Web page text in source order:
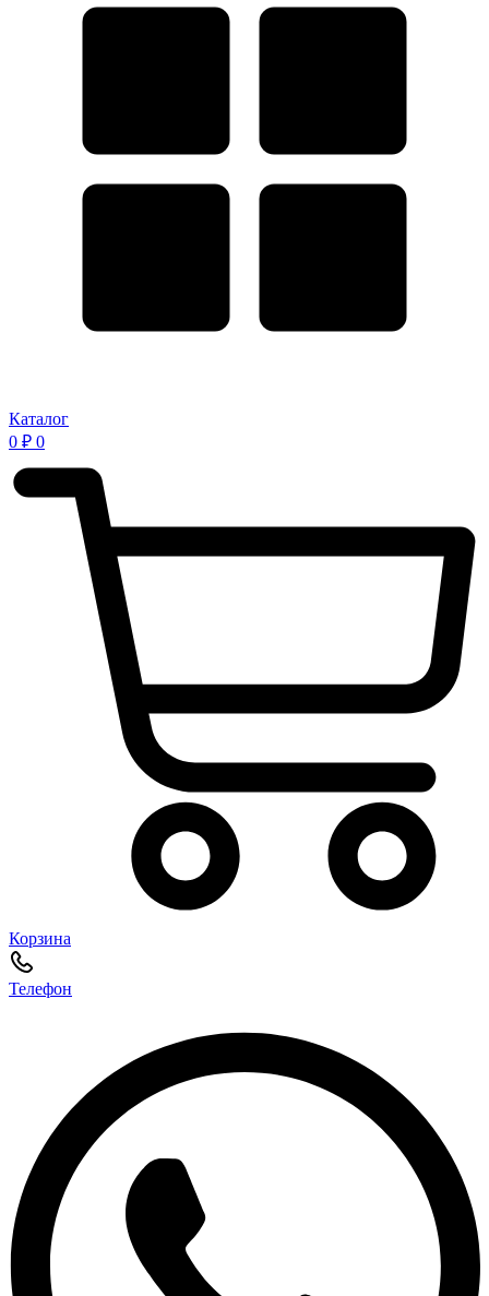
Каталог
0 ₽ 0
Корзина
Телефон